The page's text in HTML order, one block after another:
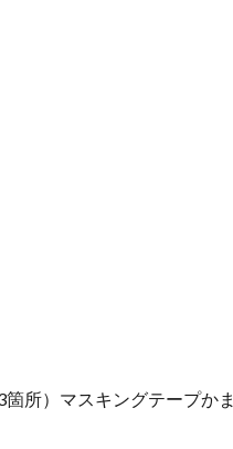
所）マスキングテープかま